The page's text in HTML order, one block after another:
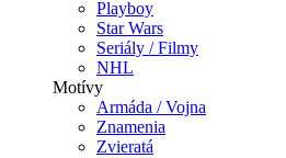
Playboy
Star Wars
Seriály / Filmy
NHL
Motívy
Armáda / Vojna
Znamenia
Zvieratá